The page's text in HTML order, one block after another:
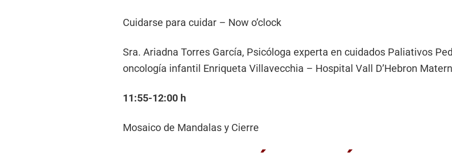
Cuidarse para cuidar – Now o’clock
Sra. Ariadna Torres García, Psicóloga experta en cuidados Paliativos
oncología infantil Enriqueta Villavecchia – Hospital Vall D’Hebron
11:55-12:00 h
Mosaico de Mandalas y Cierre